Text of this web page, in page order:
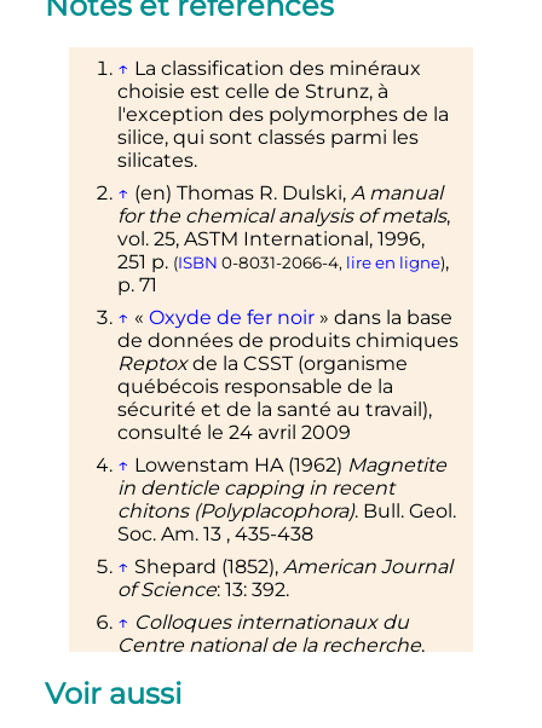
↑ La classification des minéraux
choisie est celle de Strunz, à
l'exception des polymorphes de la
silice, qui sont classés parmi les
silicates.
↑ (en) Thomas R. Dulski, A manual
for the chemical analysis of metals,
vol. 25, ASTM International, 1996,
251 p. (ISBN 0-8031-2066-4, lire en ligne),
p. 71
↑ « Oxyde de fer noir » dans la base
de données de produits chimiques
Reptoxde la CSST (organisme
québécois responsable de la
sécurité et de la santé au travail),
consulté le 24 avril 2009
↑ Lowenstam HA (1962) Magnetite
in denticle capping in recent
chitons (Polyplacophora). Bull. Geol.
Soc. Am. 13 , 435-438
↑ Shepard (1852), American Journal
of Science: 13: 392.
↑ Colloques internationaux du
Centre national de la recherche,
la recherche scientifique (France)
Voir aussi